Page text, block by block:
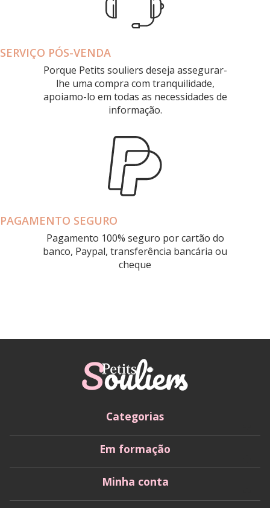
SERVIÇO PÓS-VENDA
Porque Petits souliers deseja assegurar-
lhe uma compra com tranquilidade,
apoiamo-lo em todas as necessidades de
informação.
PAGAMENTO SEGURO
Pagamento 100% seguro por cartão do
banco, Paypal, transferência bancária ou
cheque
Categorias
Em formação
Minha conta